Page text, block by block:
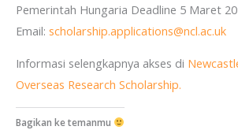
Pemerintah Hungaria Deadline 5 Maret
Email: scholarship.applications@ncl.ac.uk
Informasi selengkapnya akses di
Overseas Research Scholarship.
Bagikan ke temanmu